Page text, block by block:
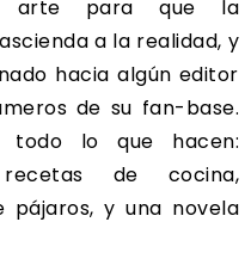
arte para que la
a la realidad, y
hacia algún editor
de su fan-base.
todo lo que hacen:
recetas de cocina,
pájaros, y una novela